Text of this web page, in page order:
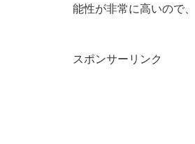
能性が非常に高いので
スポンサーリンク